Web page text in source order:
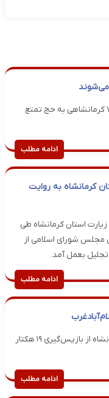
مدیر حج و زیارت استان کرمانشاه از اعزام ۷۶۰ کرمانشاهی به حج تمتع
ادامه مطلب
دست اندرکاران حج تمتع 98 استان کرمانشاه به روایت
استان کرمانشاه طی
مجلس شورای اسلامی از
ادامه مطلب
مدیرکل منابع طبیعی و آبخیزداری استان کرمانشاه از بازپس‌گیری ۱۹ هکتار
ادامه مطلب